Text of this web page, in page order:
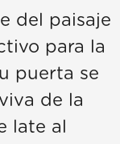
del paisaje
para la
puerta se
de la
late al